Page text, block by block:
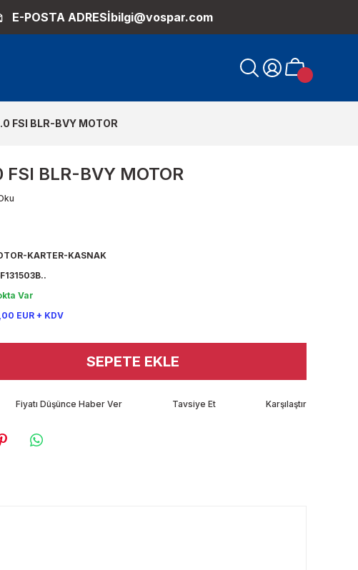
E-POSTA ADRESİbilgi@vospar.com
FSI BLR-BVY MOTOR
FSI BLR-BVY MOTOR
KARTER-KASNAK
Var
EUR + KDV
SEPETE EKLE
Fiyatı Düşünce Haber Ver Tavsiye Et Karşılaştır